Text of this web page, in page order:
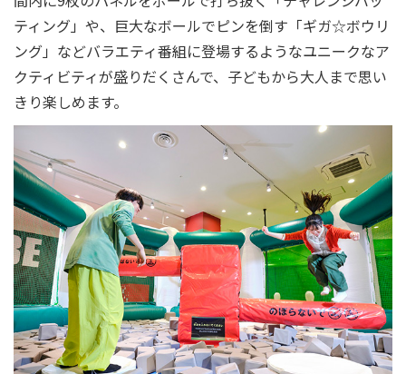
ティング」や、巨大なボールでピンを倒す「ギガ☆ボウリ
ング」などバラエティ番組に登場するようなユニークなア
クティビティが盛りだくさんで、子どもから大人まで思い
きり楽しめます。